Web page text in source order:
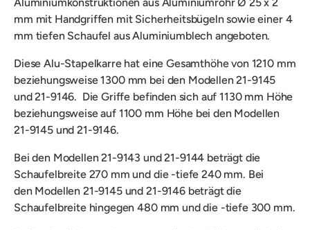
Aluminiumkonstruktionen aus Aluminiumrohr Ø 25 x 2
mm mit Handgriffen mit Sicherheitsbügeln sowie einer 4
mm tiefen Schaufel aus Aluminiumblech angeboten.
Diese Alu-Stapelkarre hat eine Gesamthöhe von 1210 mm
beziehungsweise 1300 mm bei den Modellen 21-9145
und 21-9146. Die Griffe befinden sich auf 1130 mm Höhe
beziehungsweise auf 1100 mm Höhe bei den Modellen
21-9145 und 21-9146.
Bei den Modellen 21-9143 und 21-9144 beträgt die
Schaufelbreite 270 mm und die -tiefe 240 mm. Bei
den Modellen 21-9145 und 21-9146 beträgt die
Schaufelbreite hingegen 480 mm und die -tiefe 300 mm.